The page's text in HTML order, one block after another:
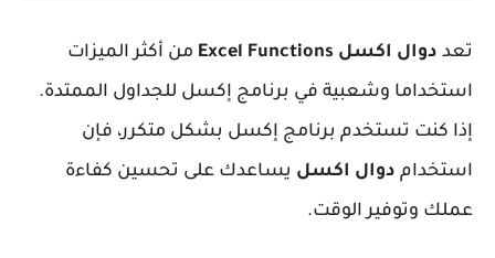
تعد دوال اكسل Excel Functions
من أكثر الميزات
استخداما وشعبية في برنامج إكسل للجداول الممتدة.
إذا كنت تستخدم برنامج إكسل بشكل متكرر، فإن
استخدام دوال اكسل يساعدك على تحسين كفاءة
عملك وتوفير الوقت.